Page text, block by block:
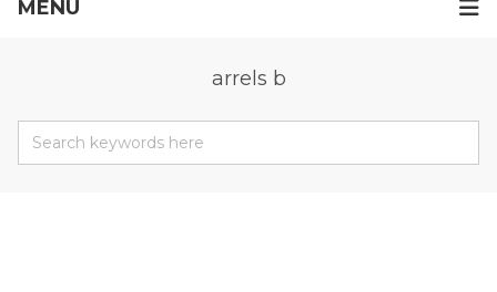
MENU
arrels b